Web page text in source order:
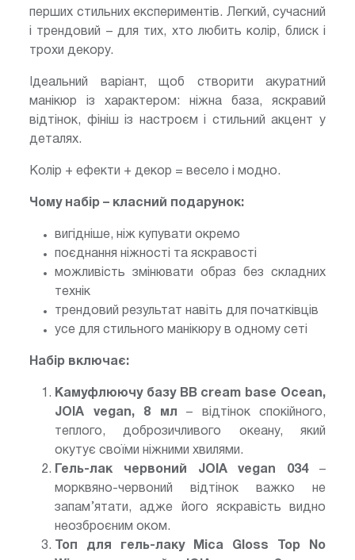
перших стильних експериментів. Легкий, сучасний
і трендовий – для тих, хто любить колір, блиск і
трохи декору.
Ідеальний варіант, щоб створити акуратний
манікюр із характером: ніжна база, яскравий
відтінок, фініш із настроєм і стильний акцент у
деталях.
Колір + ефекти + декор = весело і модно.
Чому набір – класний подарунок:
вигідніше, ніж купувати окремо
поєднання ніжності та яскравості
можливість змінювати образ без складних
технік
трендовий результат навіть для початківців
усе для стильного манікюру в одному сеті
Набір включає:
Камуфлюючу базу BB cream base Ocean,
JOIA vegan, 8 мл – відтінок спокійного,
теплого, доброзичливого океану, який
окутує своїми ніжними хвилями.
Гель-лак червоний JOIA vegan 034–
морквяно-червоний відтінок важко не
запам’ятати, адже його яскравість видно
неозброєним оком.
Топ для гель-лаку Mica Gloss Top No